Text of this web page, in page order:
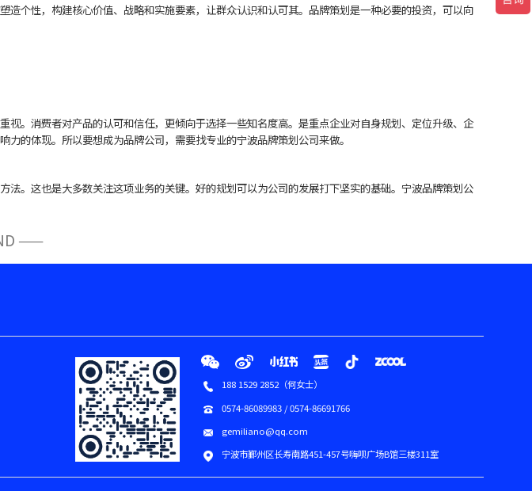
个性，构建核心价值、战略和实施要素，让群众认识和认可其。品牌策划是一种必要的投资，可以向
。消费者对产品的认可和信任，更倾向于选择一些知名度高。是重点企业对自身规划、定位升级、企
的体现。所以要想成为品牌公司，需要找专业的宁波品牌策划公司来做。
。这也是大多数关注这项业务的关键。好的规划可以为公司的发展打下坚实的基础。宁波品牌策划公
——
188 1529 2852（何女士）
0574-86089983 / 0574-86691766
gemiliano@qq.com
宁波市鄞州区长寿南路451-457号嗨呗广场B馆三楼311室